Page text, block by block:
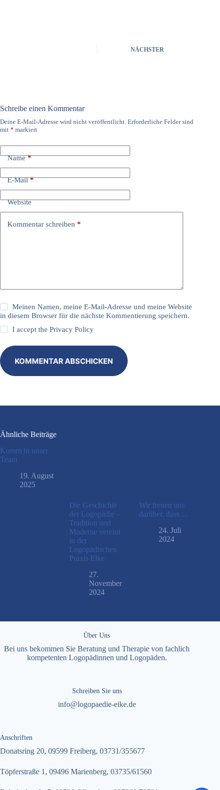
NÄCHSTER
Schreibe einen Kommentar
Deine E-Mail-Adresse wird nicht veröffentlicht. Erforderliche Felder sind
mit * markiert
Name*
E-Mail*
Website
Kommentar schreiben *
Meinen Namen, meine E-Mail-Adresse und meine Website
in diesem Browser für die nächste Kommentierung speichern.
I accept thePrivacy Policy
KOMMENTAR ABSCHICKEN
Ähnliche Beiträge
Komm in unser
Team
19. August
2025
Die Geschichte
der Logopädie –
Tradition und
Moderne vereint
in der
Logopädischen
Praxis Eike
27.
November
2024
Wir freuen uns
darüber, dass…
24. Juli
2024
Über Uns
Bei uns bekommen Sie Beratung und Therapie von fachlich
kompetenten Logopädinnen und Logopäden.
Schreiben Sie uns
info@logopaedie-eike.de
Anschriften
Donatsring 20, 09599 Freiberg, 03731/355677
Töpferstraße 1, 09496 Marienberg, 03735/61560